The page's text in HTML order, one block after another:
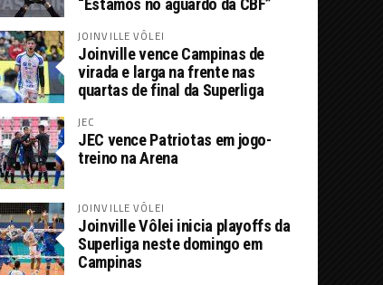
“Estamos no aguardo da CBF”
JOINVILLE VÔLEI
Joinville vence Campinas de
virada e larga na frente nas
quartas de final da Superliga
JEC
JEC vence Patriotas em jogo-
treino na Arena
JOINVILLE VÔLEI
Joinville Vôlei inicia playoffs da
Superliga neste domingo em
Campinas